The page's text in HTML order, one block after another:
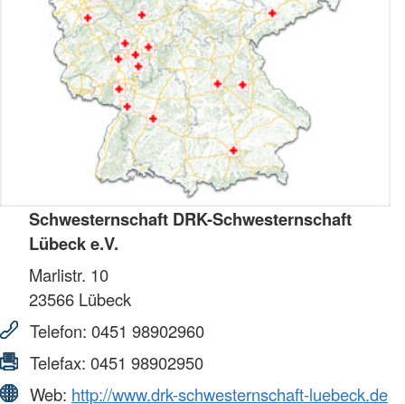
Schwesternschaft DRK-Schwesternschaft
Lübeck e.V.
Marlistr. 10
23566 Lübeck
Telefon: 0451 98902960
Telefax: 0451 98902950
Web: http://www.drk-schwesternschaft-luebeck.de